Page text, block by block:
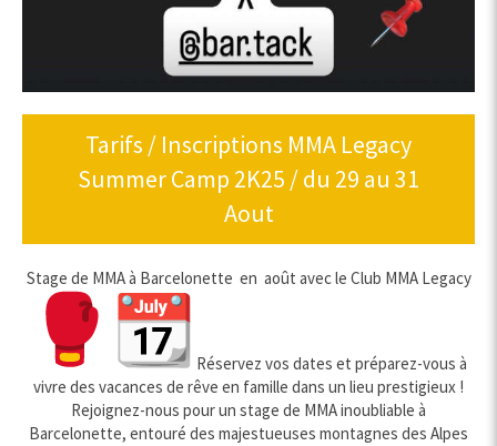
Tarifs / Inscriptions MMA Legacy
Summer Camp 2K25 / du 29 au 31
Aout
Stage de MMA à Barcelonette en août avec le Club MMA Legacy
Réservez vos dates et préparez-vous à
vivre des vacances de rêve en famille dans un lieu prestigieux !
Rejoignez-nous pour un stage de MMA inoubliable à
Barcelonette, entouré des majestueuses montagnes des Alpes